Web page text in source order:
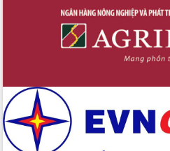
Nâng cao hiệu lực, hiệu quả HĐND
tỉnh thông qua hiện đại hóa hành chính
Xã Ea Phê gắn cải cách hành chính với
Hồ Thị Nguyên Thảo làm việc tại Trung
tâm Phục vụ hành chính công xã Ea
Xây dựng nền hành chính số đồng
hành cùng nông dân dân, doanh nghiệp